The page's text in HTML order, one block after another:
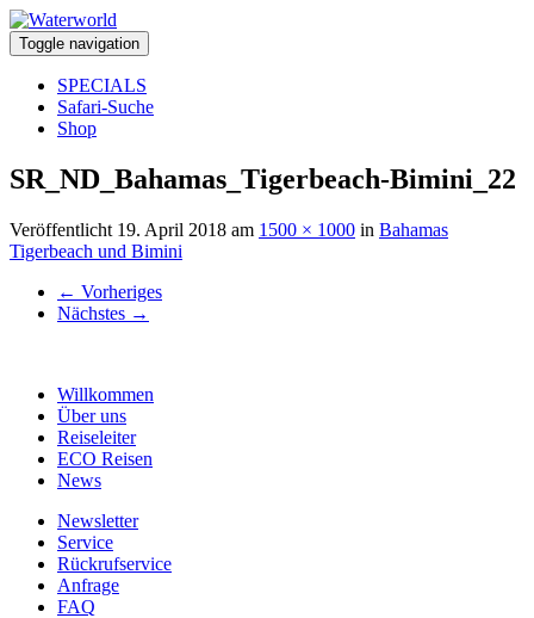
Toggle navigation
SPECIALS
Safari-Suche
Shop
SR_ND_Bahamas_Tigerbeach-Bimini_22
Veröffentlicht 19. April 2018 am 1500 × 1000 in Bahamas
Tigerbeach und Bimini
← Vorheriges
Nächstes →
Willkommen
Über uns
Reiseleiter
ECO Reisen
News
Newsletter
Service
Rückrufservice
Anfrage
FAQ